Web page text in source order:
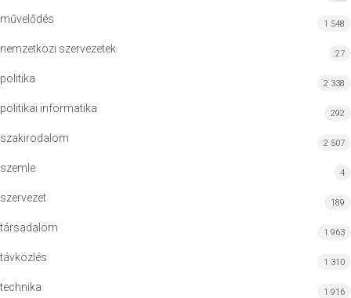
művelődés 1 548
nemzetközi szervezetek 27
politika 2 338
politikai informatika 292
szakirodalom 2 507
szemle 4
szervezet 189
társadalom 1 963
távközlés 1 310
technika 1 916